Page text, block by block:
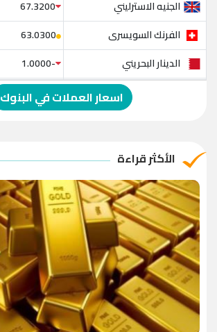
الجنيه الاسترليني
67.3200
الفرنك السويسرى
63.0300
الدينار البحريني
-1.0000
الدولار الإسترالي
-1.0000
الريال القطري
الدينار الأردني
-1.0000
اسعار العملات في البنوك
الأكثر قراءة